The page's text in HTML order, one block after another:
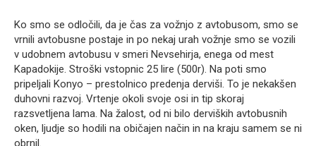
Ko smo se odločili, da je čas za vožnjo z avtobusom, smo se
vrnili avtobusne postaje in po nekaj urah vožnje smo se vozili
v udobnem avtobusu v smeri Nevsehirja, enega od mest
Kapadokije. Stroški vstopnic 25 lire (500r). Na poti smo
pripeljali Konyo – prestolnico predenja derviši. To je nekakšen
duhovni razvoj. Vrtenje okoli svoje osi in tip skoraj
razsvetljena lama. Na žalost, od ni bilo derviških avtobusnih
oken, ljudje so hodili na običajen način in na kraju samem se ni
obrnil.